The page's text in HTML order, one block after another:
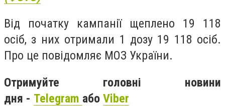
Від початку кампанії щеплено 19 118
осіб, з них отримали 1 дозу 19 118 осіб.
Про це повідомляє МОЗ України.
Отримуйте головні новини
дня - Telegram або Viber